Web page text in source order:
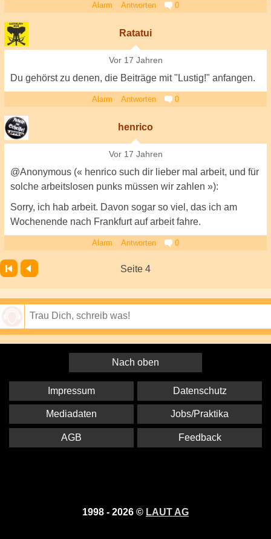
Alarm Antworten 0
Ratatui
Vor 17 Jahren
Du gehörst zu denen, die Beiträge mit "Lustig!" anfangen.
Alarm Antworten 0
henrico
Vor 17 Jahren
@Anonymous (« henrico such dir lieber mal arbeit, und für
solche arbeitslosen punks müssen wir zahlen »):
Sorry, ich hab arbeit. Davon sogar so viel, das ich am
Wochenende nach Frankfurt auf arbeit fahre.
Alarm Antworten 0
Seite 4
Nach oben
1998 - 2026 © LAUT AG
Impressum Datenschutz
Mediadaten Jobs/Praktika
AGB Feedback